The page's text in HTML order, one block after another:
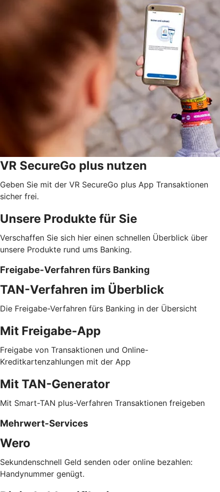
VR SecureGo plus nutzen
Geben Sie mit der VR SecureGo plus App Transaktionen
sicher frei.
Unsere Produkte für Sie
Verschaffen Sie sich hier einen schnellen Überblick über
unsere Produkte rund ums Banking.
Freigabe-Verfahren fürs Banking
TAN-Verfahren im Überblick
Die Freigabe-Verfahren fürs Banking in der Übersicht
Mit Freigabe-App
Freigabe von Transaktionen und Online-
Kreditkartenzahlungen mit der App
Mit TAN-Generator
Mit Smart-TAN plus-Verfahren Transaktionen freigeben
Mehrwert-Services
Wero
Sekundenschnell Geld senden oder online bezahlen:
Handynummer genügt.